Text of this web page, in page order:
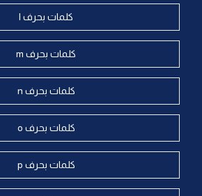
كلمات بحرف l
كلمات بحرف m
كلمات بحرف n
كلمات بحرف o
كلمات بحرف p